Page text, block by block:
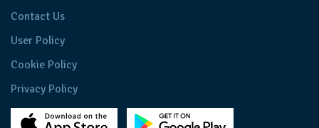
Contact Us
User Policy
Cookie Policy
Privacy Policy